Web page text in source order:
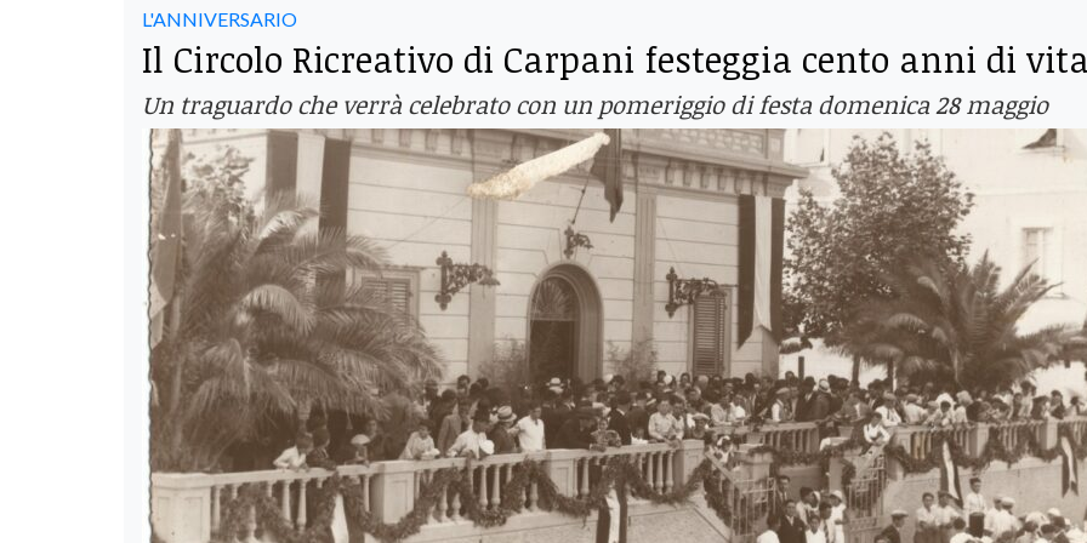
L'ANNIVERSARIO
Il Circolo Ricreativo di Carpani festeggia cento anni di
Un traguardo che verrà celebrato con un pomeriggio di festa domenica 28 maggio